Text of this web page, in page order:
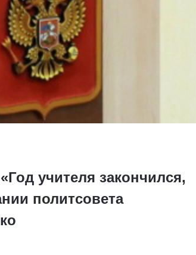
учителя закончился,
политсовета